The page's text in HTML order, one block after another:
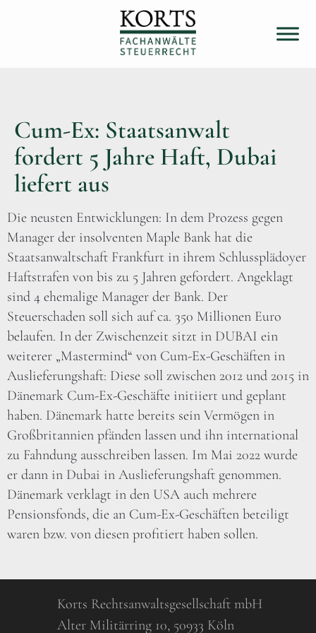
Cum-Ex: Staatsanwalt
fordert 5 Jahre Haft, Dubai
liefert aus
Die neusten Entwicklungen: In dem Prozess gegen
Manager der insolventen Maple Bank hat die
Staatsanwaltschaft Frankfurt in ihrem Schlussplädoyer
Haftstrafen von bis zu 5 Jahren gefordert. Angeklagt
sind 4 ehemalige Manager der Bank. Der
Steuerschaden soll sich auf ca. 350 Millionen Euro
belaufen. In der Zwischenzeit sitzt in DUBAI ein
weiterer „Mastermind“ von Cum-Ex-Geschäften in
Auslieferungshaft: Diese soll zwischen 2012 und 2015 in
Dänemark Cum-Ex-Geschäfte initiiert und geplant
haben. Dänemark hatte bereits sein Vermögen in
Großbritannien pfänden lassen und ihn international
zu Fahndung ausschreiben lassen. Im Mai 2022 wurde
er dann in Dubai in Auslieferungshaft genommen.
Dänemark verklagt in den USA auch mehrere
Pensionsfonds, die an Cum-Ex-Geschäften beteiligt
waren bzw. von diesen profitiert haben sollen.
Korts Rechtsanwaltsgesellschaft mbH
Alter Militärring 10, 50933 Köln